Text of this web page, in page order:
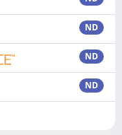
ND
ND
ND